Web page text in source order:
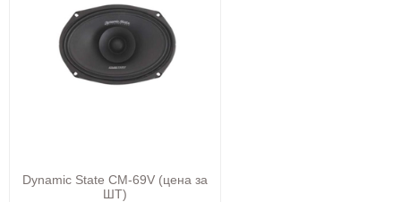
Dynamic State CM-69V (цена за
ШТ)